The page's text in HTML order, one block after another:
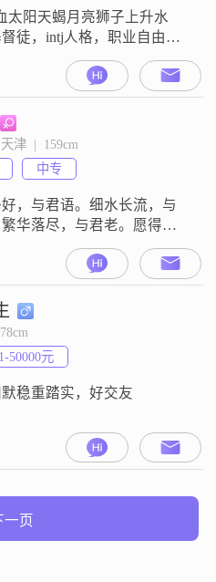
太阳天蝎月亮狮子上升水
徒，intj人格，职业自由做
每月被动收入7000+，其他大
入来自投资所得
津  |  159cm
中专
，与君语。细水长流，与
华落尽，与君老。愿得一
白首不相离。
50000元
稳重踏实，好交友
一页